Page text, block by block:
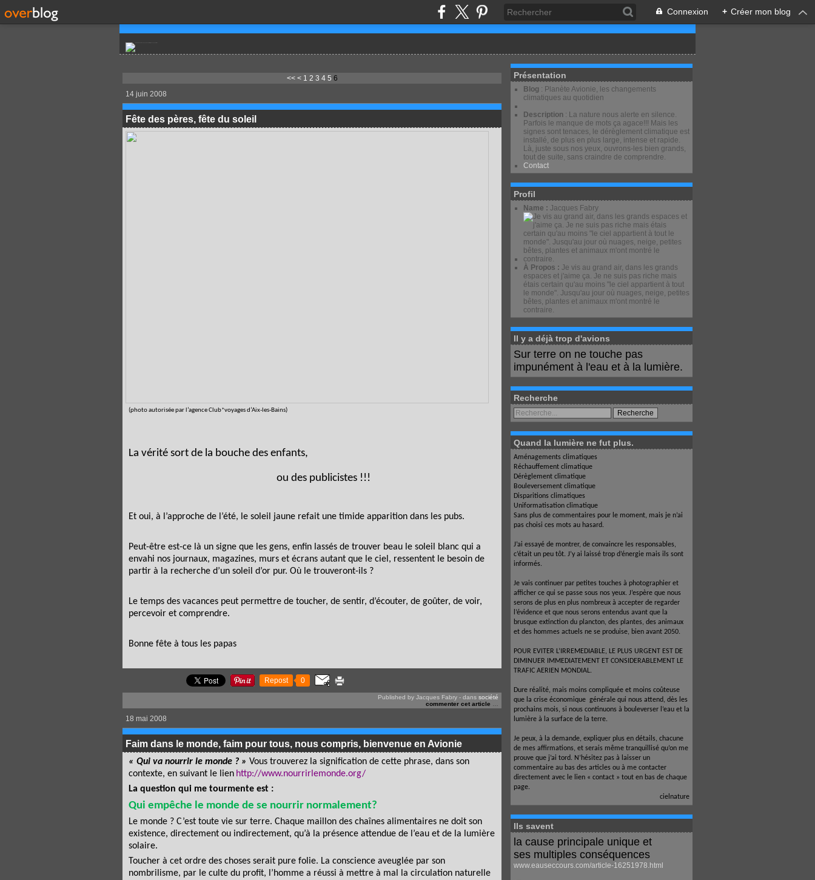
Connexion + Créer mon blog
<< < 1 2 3 4 5 6
14 juin 2008
Fête des pères, fête du soleil
(photo autorisée par l’agence Club*voyages d’Aix-les-Bains)
La vérité sort de la bouche des enfants,
ou des publicistes !!!
Et oui, à l’approche de l’été, le soleil jaune refait une timide apparition dans les pubs.
Peut-être est-ce là un signe que les gens, enfin lassés de trouver beau le soleil blanc qui a
envahi nos journaux, magazines, murs et écrans autant que le ciel, ressentent le besoin de
partir à la recherche d’un soleil d’or pur. Où le trouveront-ils ?
Le temps des vacances peut permettre de toucher, de sentir, d’écouter, de goûter, de voir,
percevoir et comprendre.
Bonne fête à tous les papas
Repost 0
Published by Jacques Fabry - dans société
commenter cet article …
18 mai 2008
Faim dans le monde, faim pour tous, nous compris, bienvenue en Avionie
« Qui va nourrir le monde ? » Vous trouverez la signification de cette phrase, dans son
contexte, en suivant le lien http://www.nourrirlemonde.org/
La question qui me tourmente est :
Qui empêche le monde de se nourrir normalement?
Le monde ? C’est toute vie sur terre. Chaque maillon des chaînes alimentaires ne doit son
existence, directement ou indirectement, qu’à la présence attendue de l’eau et de la lumière
solaire.
Toucher à cet ordre des choses serait pure folie. La conscience aveuglée par son
nombrilisme, par le culte du profit, l’homme a réussi à mettre à mal la circulation naturelle
Présentation
Blog : Planète Avionie, les changements
climatiques au quotidien
Description : La nature nous alerte en silence.
Parfois le manque de mots ça agace!!! Mais les
signes sont tenaces, le dérèglement climatique est
installé, de plus en plus large, intense et rapide.
Là, juste sous nos yeux, ouvrons-les bien grands,
tout de suite, sans craindre de comprendre.
Contact
Profil
Name : Jacques Fabry
À Propos : Je vis au grand air, dans les grands
espaces et j'aime ça. Je ne suis pas riche mais
étais certain qu'au moins "le ciel appartient à tout
le monde". Jusqu'au jour où nuages, neige, petites
bêtes, plantes et animaux m'ont montré le
contraire.
Il y a déjà trop d'avions
Sur terre on ne touche pas
impunément à l'eau et à la lumière.
Recherche
Quand la lumière ne fut plus.
Aménagements climatiques
Réchauffement climatique
Dérèglement climatique
Bouleversement climatique
Disparitions climatiques
Uniformatisation climatique
Sans plus de commentaires pour le moment, mais je n’ai
pas choisi ces mots au hasard.
J’ai essayé de montrer, de convaincre les responsables,
c’était un peu tôt. J’y ai laissé trop d’énergie mais ils sont
informés.
Je vais continuer par petites touches à photographier et
afficher ce qui se passe sous nos yeux. J’espère que nous
serons de plus en plus nombreux à accepter de regarder
l’évidence et que nous serons entendus avant que la
brusque extinction du plancton, des plantes, des animaux
et des hommes actuels ne se produise, bien avant 2050.
POUR EVITER L’IRREMEDIABLE, LE PLUS URGENT EST DE
DIMINUER IMMEDIATEMENT ET CONSIDERABLEMENT LE
TRAFIC AERIEN MONDIAL.
Dure réalité, mais moins compliquée et moins coûteuse
que la crise économique générale qui nous attend, dès les
prochains mois, si nous continuons à bouleverser l’eau et la
lumière à la surface de la terre.
Je peux, à la demande, expliquer plus en détails, chacune
de mes affirmations, et serais même tranquillisé qu’on me
prouve que j’ai tord. N’hésitez pas à laisser un
commentaire au bas des articles ou à me contacter
directement avec le lien « contact » tout en bas de chaque
page.
cielnature
Ils savent
la cause principale unique et
ses multiples conséquences
www.eauseccours.com/article-16251978.html